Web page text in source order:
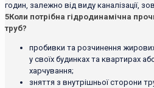
годин, залежно від виду каналізації,
5Коли потрібна гідродинамічна
труб?
пробивки та розчинення
у своїх будинках та квартирах
харчування;
зняття з внутрішньої сторони